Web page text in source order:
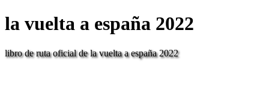
la vuelta a españa 2022
libro de ruta oficial de la vuelta a españa 2022